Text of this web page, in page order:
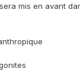
mis en avant